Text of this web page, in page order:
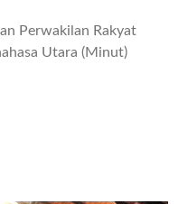
Perwakilan Rakyat
Utara (Minut)